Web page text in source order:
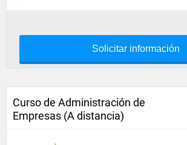
Solicitar información
Curso de Administración de
Empresas (A distancia)